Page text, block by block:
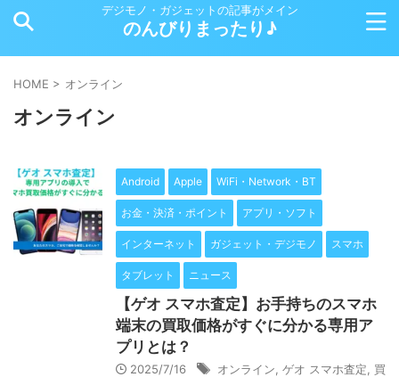
デジモノ・ガジェットの記事がメイン
のんびりまったり♪
HOME > オンライン
オンライン
Android Apple WiFi・Network・BT
お金・決済・ポイント アプリ・ソフト
インターネット ガジェット・デジモノ スマホ
タブレット ニュース
【ゲオ スマホ査定】お手持ちのスマホ
端末の買取価格がすぐに分かる専用ア
プリとは？
2025/7/16 オンライン ゲオ スマホ査定
買